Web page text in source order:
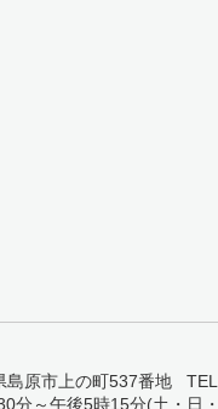
原市上の町537番地
分～午後5時15分(土・日